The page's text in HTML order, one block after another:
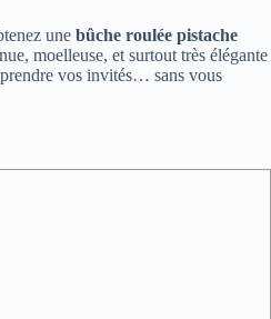
une bûche roulée pistache
moelleuse, et surtout très élégante
vos invités… sans vous